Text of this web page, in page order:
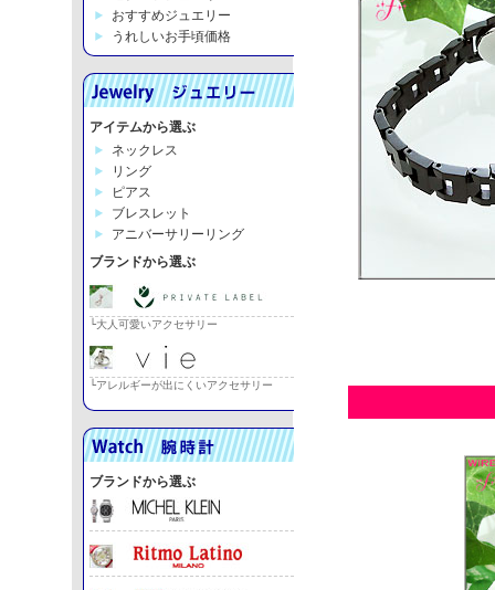
おすすめジュエリー
うれしいお手頃価格
アイテムから選ぶ
ネックレス
リング
ピアス
ブレスレット
アニバーサリーリング
ブランドから選ぶ
└大人可愛いアクセサリー
└アレルギーが出にくいアクセサリー
ブランドから選ぶ